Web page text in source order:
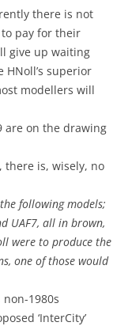
there is not
pay for their
give up waiting
superior
modellers will
are on the drawing
there is, wisely, no
following models;
UAF7, all in brown,
were to produce the
one of those would
1980s
‘InterCity’